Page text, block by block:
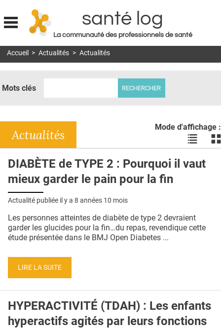
Jump to navigation
santé log
La communauté des professionnels de santé
MON COMPTE
DOSSIERS
RÉSEAUX
E-REVUE SAD
QUI SOMMES-NOUS ?
CONDITIONS GÉNÉRALES
CRÉDITS
Accueil > Actualités > Actualités
Mots clés
Mode d'affichage :
Voir
les
en
les
Actualités
DIABÈTE de TYPE 2 : Pourquoi il vaut
mieux garder le pain pour la fin
Actualité publiée il y a 8 années 10 mois
Les personnes atteintes de diabète de type 2 devraient
garder les glucides pour la fin…du repas, revendique cette
étude présentée dans le BMJ Open Diabetes ...
LIRE LA SUITE
HYPERACTIVITÉ (TDAH) : Les enfants
hyperactifs agités par leurs fonctions